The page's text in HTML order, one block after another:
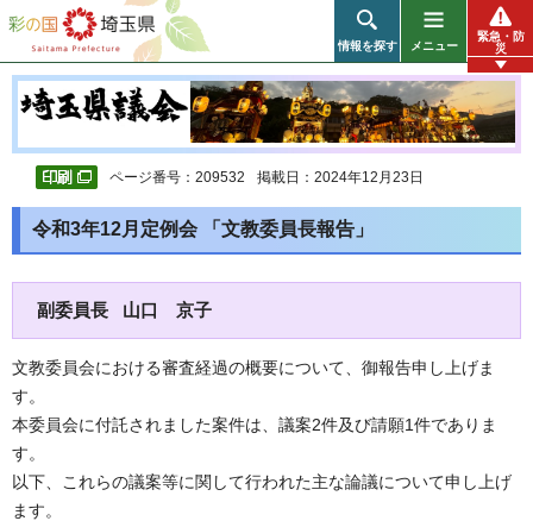
彩の国 埼玉県
情報を探す メニュー
緊急・防
災
ページ番号：209532 掲載日：2024年12月23日
令和3年12月定例会 「文教委員長報告」
副委員長 山口 京子
文教委員会における審査経過の概要について、御報告申し上げま
す。
本委員会に付託されました案件は、議案2件及び請願1件でありま
す。
以下、これらの議案等に関して行われた主な論議について申し上げ
ます。